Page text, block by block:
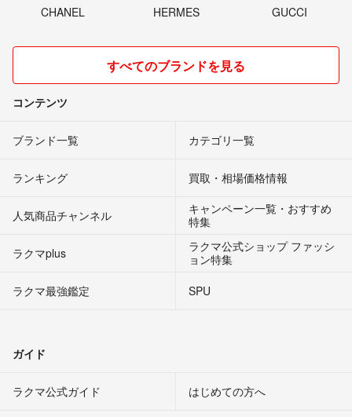
CHANEL HERMES GUCCI
すべてのブランドを見る
コンテンツ
ブランド一覧 カテゴリ一覧
ランキング 買取・相場価格情報
人気商品チャンネル
キャンペーン一覧・おすすめ
特集
ラクマplus
ラクマ公式ショップ ファッシ
ョン特集
ラクマ最強鑑定
SPU
ガイド
ラクマ公式ガイド はじめての方へ